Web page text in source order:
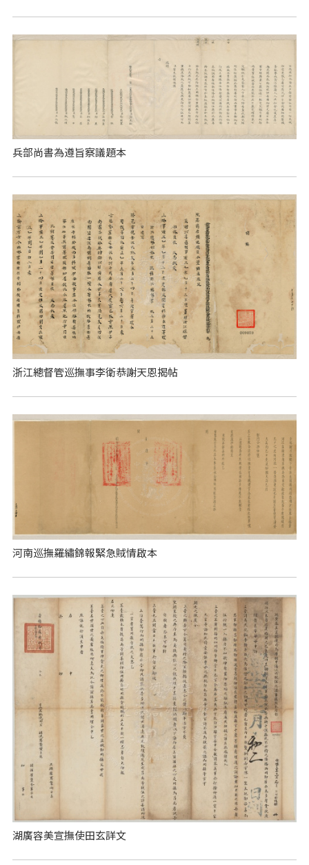
兵部尚書為遵旨察議題本
浙江總督管巡撫事李衛恭謝天恩揭帖
河南巡撫羅繡錦報緊急賊情啟本
湖廣容美宣撫使田玄詳文